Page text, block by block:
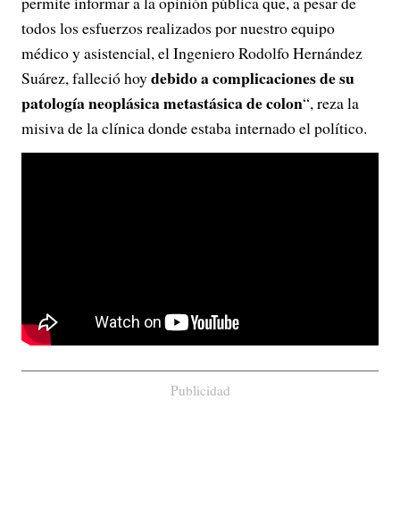
todos los esfuerzos realizados por nuestro equipo
médico y asistencial, el Ingeniero Rodolfo Hernández
Suárez, falleció hoydebido a complicaciones de su
patología neoplásica metastásica de colon“, reza la
misiva de la clínica donde estaba internado el político.
Publicidad